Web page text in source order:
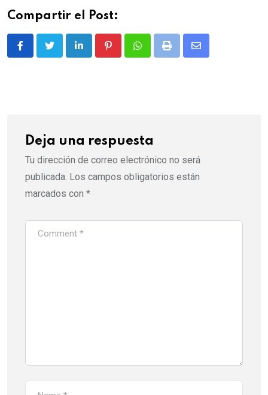
Compartir el Post:
LinkedIn PinterestWhatsappPrint
Share
Deja una respuesta
Tu dirección de correo electrónico no será
publicada. Los campos obligatorios están
marcados con *